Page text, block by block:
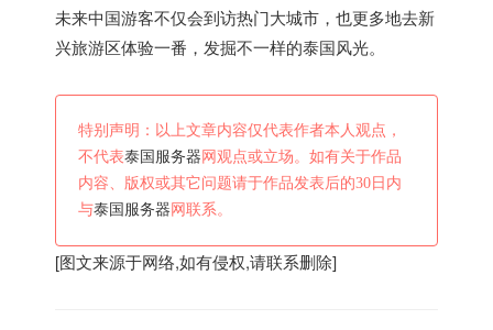
未来中国游客不仅会到访热门大城市，也更多地去新
兴旅游区体验一番，发掘不一样的泰国风光。
特别声明：以上文章内容仅代表作者本人观点，
不代表泰国服务器 网观点或立场。如有关于作品
内容、版权或其它问题请于作品发表后的30日内
与泰国服务器 网联系。
[图文来源于网络,如有侵权,请联系删除]